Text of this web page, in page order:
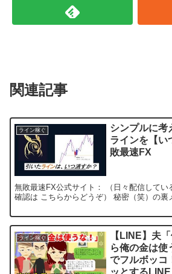
関連記事
ライン稼ぐ
シンプルに
ラインを【
敗最速FX
無敗最速FX公式サイト： （日々配信してい
確認は こちらからどうぞ） 秘密（笑）の裏
ライン稼ぐ
【LINE】夫
ら俺の金は
でフルボッ
ッとするLINE